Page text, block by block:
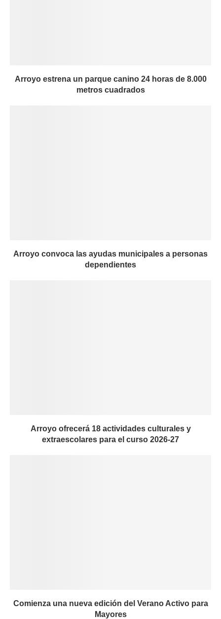
Arroyo estrena un parque canino 24 horas de 8.000
metros cuadrados
Arroyo convoca las ayudas municipales a personas
dependientes
Arroyo ofrecerá 18 actividades culturales y
extraescolares para el curso 2026-27
Comienza una nueva edición del Verano Activo para
Mayores